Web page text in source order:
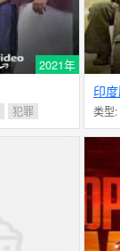
2021年
犯罪
印
类型: